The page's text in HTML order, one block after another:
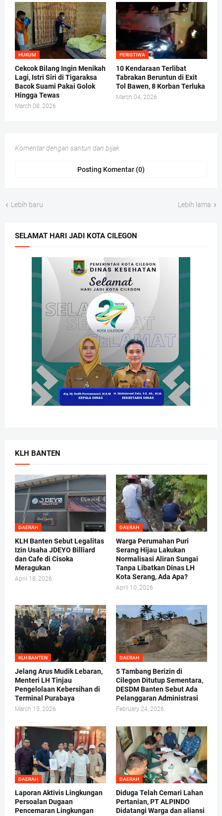
HUKUM
Cekcok Bilang Ingin Menikah
Lagi, Istri Siri di Tigaraksa
Bacok Suami Pakai Golok
Hingga Tewas
March 08, 2026
PERISTIWA
10 Kendaraan Terlibat
Tabrakan Beruntun di Exit
Tol Bawen, 8 Korban Terluka
March 04, 2026
Komentar dengan santun dan bijak
Posting Komentar (0)
Lebih baru Lebih lama
SELAMAT HARI JADI KOTA CILEGON
KLH BANTEN
DAERAH
KLH Banten Sebut Legalitas
Izin Usaha JDEYO Billiard
dan Cafe di Cisoka
Meragukan
April 18, 2026
DAERAH
Warga Perumahan Puri
Serang Hijau Lakukan
Normalisasi Aliran Sungai
Tanpa Libatkan Dinas LH
Kota Serang, Ada Apa?
April 10, 2026
KLH BANTEN
Jelang Arus Mudik Lebaran,
Menteri LH Tinjau
Pengelolaan Kebersihan di
Terminal Purabaya
March 15, 2026
DAERAH
5 Tambang Berizin di
Cilegon Ditutup Sementara,
DESDM Banten Sebut Ada
Pelanggaran Administrasi
February 24, 2026
DAERAH
Laporan Aktivis Lingkungan
Persoalan Dugaan
Pencemaran Lingkungan
DAERAH
Diduga Telah Cemari Lahan
Pertanian, PT ALPINDO
Didatangi Warga dan aliansi